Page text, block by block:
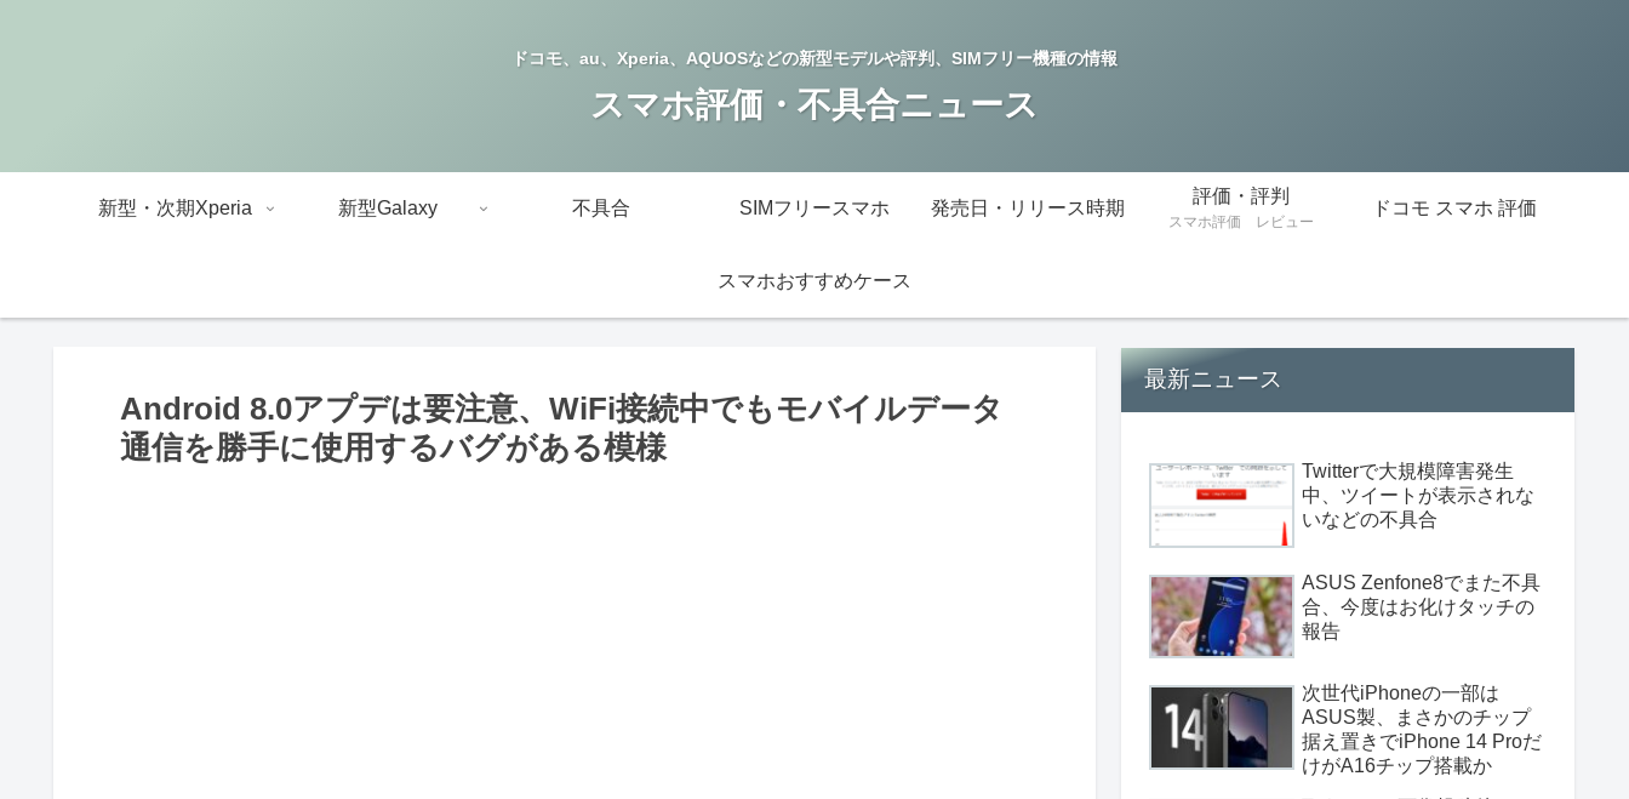
ドコモ、au、Xperia、AQUOSなどの新型モデルや評判、SIMフリー機種の情報
スマホ評価・不具合ニュース
新型・次期Xperia 新型Galaxy 不具合 SIMフリースマホ 発売日・リリース時期
評価・評判
スマホ評価 レビュー
ドコモ スマホ 評価
スマホおすすめケース
Android 8.0アプデは要注意、WiFi接続中でもモバイルデータ
通信を勝手に使用するバグがある模様
最新ニュース
Twitterで大規模障害発生
中、ツイートが表示されな
いなどの不具合
ASUS Zenfone8でまた不具
合、今度はお化けタッチの
報告
次世代iPhoneの一部は
ASUS製、まさかのチップ
据え置きでiPhone 14 Proだ
けがA16チップ搭載か